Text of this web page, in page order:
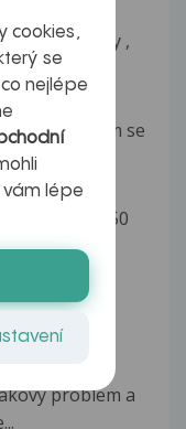
tocenim hlavy ,
se
Tritico Ac 150
s
problem a
cookies,
se
nejlépe
lépe